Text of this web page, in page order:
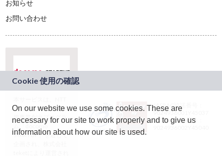
お知らせ
お問い合わせ
ドコモグループの新
規事業創出プログラ
ム「docomo
STARTUP」を通じて
JASRAC許諾番号：
9024936001Y45037
JASRAC許諾番号：
On our website we use some cookies. These are
necessary for our site to work properly and to give us
information about how our site is used.